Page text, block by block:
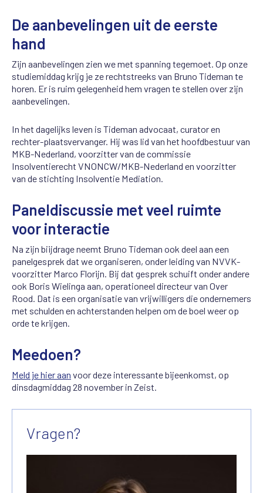
De aanbevelingen uit de eerste
hand
Zijn aanbevelingen zien we met spanning tegemoet. Op onze
studiemiddag krijg je ze rechtstreeks van Bruno Tideman te
horen. Er is ruim gelegenheid hem vragen te stellen over zijn
aanbevelingen.
In het dagelijks leven is Tideman advocaat, curator en
rechter-plaatsvervanger. Hij was lid van het hoofdbestuur van
MKB-Nederland, voorzitter van de commissie
Insolventierecht VNONCW/MKB-Nederland en voorzitter
van de stichting Insolventie Mediation.
Paneldiscussie met veel ruimte
voor interactie
Na zijn biijdrage neemt Bruno Tideman ook deel aan een
panelgesprek dat we organiseren, onder leiding van NVVK-
voorzitter Marco Florijn. Bij dat gesprek schuift onder andere
ook Boris Wielinga aan, operationeel directeur van Over
Rood. Dat is een organisatie van vrijwilligers die ondernemers
met schulden en achterstanden helpen om de boel weer op
orde te krijgen.
Meedoen?
Meld je hier aan voor deze interessante bijeenkomst, op
dinsdagmiddag 28 november in Zeist.
Vragen?